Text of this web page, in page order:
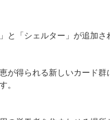
と「シェルター」が追加さ
が得られる新しいカード
。